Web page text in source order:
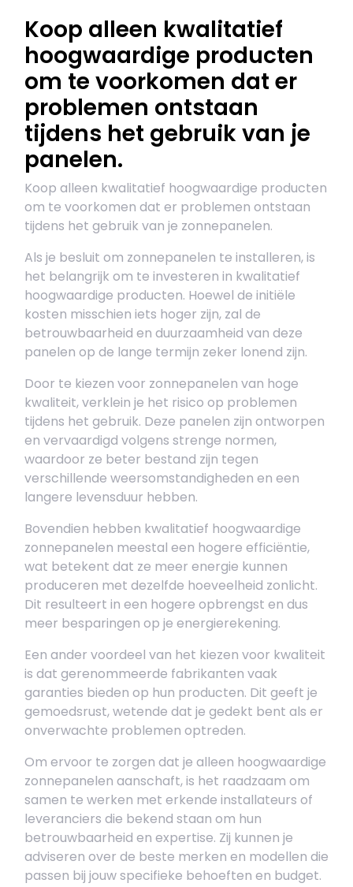
Koop alleen kwalitatief
hoogwaardige producten
om te voorkomen dat er
problemen ontstaan
tijdens het gebruik van je
panelen.
Koop alleen kwalitatief hoogwaardige producten
om te voorkomen dat er problemen ontstaan
tijdens het gebruik van je zonnepanelen.
Als je besluit om zonnepanelen te installeren, is
het belangrijk om te investeren in kwalitatief
hoogwaardige producten. Hoewel de initiële
kosten misschien iets hoger zijn, zal de
betrouwbaarheid en duurzaamheid van deze
panelen op de lange termijn zeker lonend zijn.
Door te kiezen voor zonnepanelen van hoge
kwaliteit, verklein je het risico op problemen
tijdens het gebruik. Deze panelen zijn ontworpen
en vervaardigd volgens strenge normen,
waardoor ze beter bestand zijn tegen
verschillende weersomstandigheden en een
langere levensduur hebben.
Bovendien hebben kwalitatief hoogwaardige
zonnepanelen meestal een hogere efficiëntie,
wat betekent dat ze meer energie kunnen
produceren met dezelfde hoeveelheid zonlicht.
Dit resulteert in een hogere opbrengst en dus
meer besparingen op je energierekening.
Een ander voordeel van het kiezen voor kwaliteit
is dat gerenommeerde fabrikanten vaak
garanties bieden op hun producten. Dit geeft je
gemoedsrust, wetende dat je gedekt bent als er
onverwachte problemen optreden.
Om ervoor te zorgen dat je alleen hoogwaardige
zonnepanelen aanschaft, is het raadzaam om
samen te werken met erkende installateurs of
leveranciers die bekend staan om hun
betrouwbaarheid en expertise. Zij kunnen je
adviseren over de beste merken en modellen die
passen bij jouw specifieke behoeften en budget.